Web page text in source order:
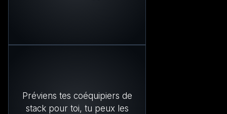
Préviens tes coéquipiers de
stack pour toi, tu peux les